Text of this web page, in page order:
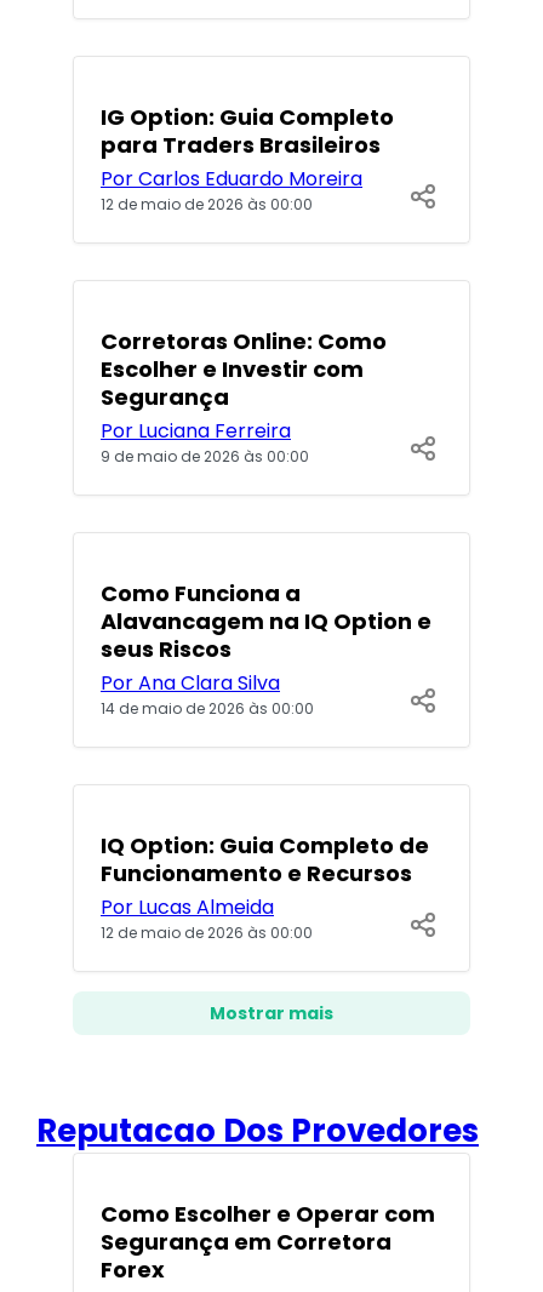
IG Option: Guia Completo
para Traders Brasileiros
Por Carlos Eduardo Moreira
12 de maio de 2026 às 00:00
Corretoras Online: Como
Escolher e Investir com
Segurança
Por Luciana Ferreira
9 de maio de 2026 às 00:00
Como Funciona a
Alavancagem na IQ Option e
seus Riscos
Por Ana Clara Silva
14 de maio de 2026 às 00:00
POPULARES
IQ Option: Guia Completo de
Funcionamento e Recursos
Por Lucas Almeida
12 de maio de 2026 às 00:00
Mostrar mais
Reputacao Dos Provedores
POPULARES
Como Escolher e Operar com
Segurança em Corretora
Forex